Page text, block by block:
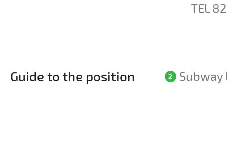
TEL
Guide to the position Subway